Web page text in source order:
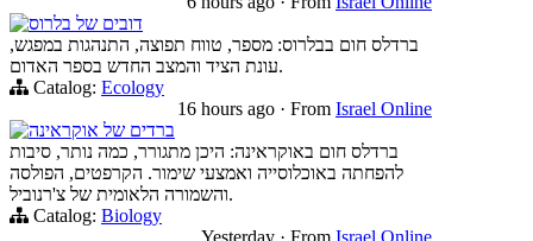
דובים של בלרוס
ברדלס חום בבלרוס: מספר, טווח תפוצה, התנהגות במפגש,
עונת הציד והמצב החדש בספר האדום.
Catalog: Ecology
16 hours ago · From Israel Online
ברדים של אוקראינה
ברדלס חום באוקראינה: היכן מתגורר, כמה נותר, סיבות
להפחתה באוכלוסייה ואמצעי שימור. הקרפטים, הפולסה
והשמורה הלאומית של צ'רנוביל.
Catalog: Biology
Yesterday · From Israel Online